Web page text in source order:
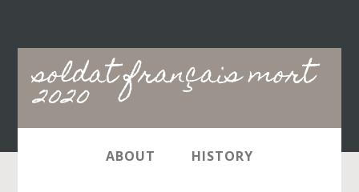
soldat français mort
2020
Main
navigation
ABOUT HISTORY